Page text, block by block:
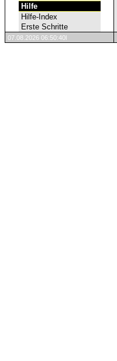
Hilfe
Hilfe-Index
Erste Schritte
07.08.2026 06:50:40l